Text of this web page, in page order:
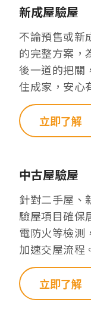
新成屋驗屋
不論預售或新
的完整方案，
後一道的把關
住成家，安心
立即了解
中古屋驗屋
針對二手屋、
驗屋項目確保
電防火等檢測
加速交屋流程
立即了解